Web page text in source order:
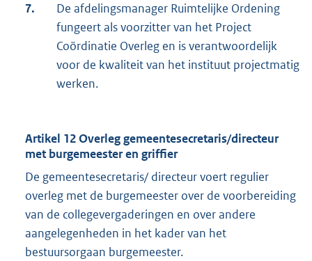
7.
De afdelingsmanager Ruimtelijke Ordening
fungeert als voorzitter van het Project
Coördinatie Overleg en is verantwoordelijk
voor de kwaliteit van het instituut projectmatig
werken.
Artikel 12 Overleg gemeentesecretaris/directeur
met burgemeester en griffier
De gemeentesecretaris/ directeur voert regulier
overleg met de burgemeester over de voorbereiding
van de collegevergaderingen en over andere
aangelegenheden in het kader van het
bestuursorgaan burgemeester.